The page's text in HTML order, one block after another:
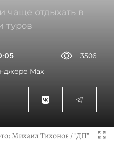
чаще отдыхать в
туров
3506
Max
Михаил Тихонов / "ДП"